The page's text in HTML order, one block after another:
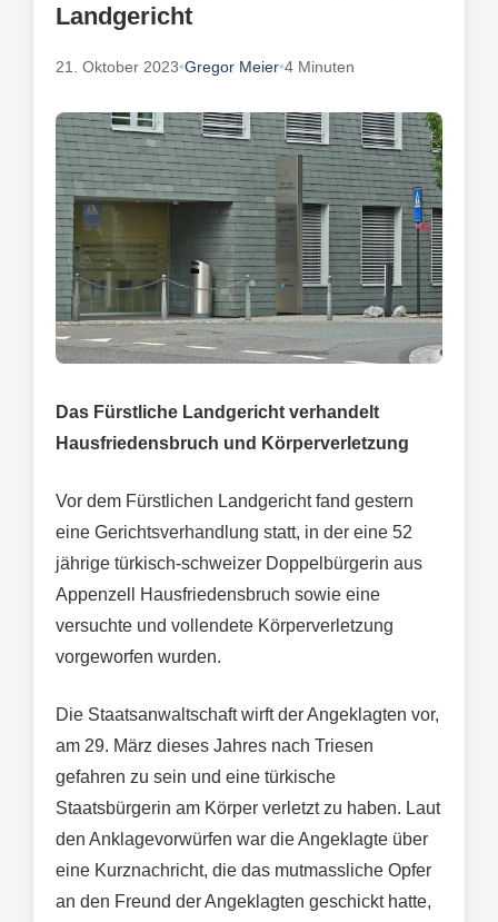
Landgericht
21. Oktober 2023•Gregor Meier•4 Minuten
Das Fürstliche Landgericht verhandelt
Hausfriedensbruch und Körperverletzung
Vor dem Fürstlichen Landgericht fand gestern
eine Gerichtsverhandlung statt, in der eine 52
jährige türkisch-schweizer Doppelbürgerin aus
Appenzell Hausfriedensbruch sowie eine
versuchte und vollendete Körperverletzung
vorgeworfen wurden.
Die Staatsanwaltschaft wirft der Angeklagten vor,
am 29. März dieses Jahres nach Triesen
gefahren zu sein und eine türkische
Staatsbürgerin am Körper verletzt zu haben. Laut
den Anklagevorwürfen war die Angeklagte über
eine Kurznachricht, die das mutmassliche Opfer
an den Freund der Angeklagten geschickt hatte,